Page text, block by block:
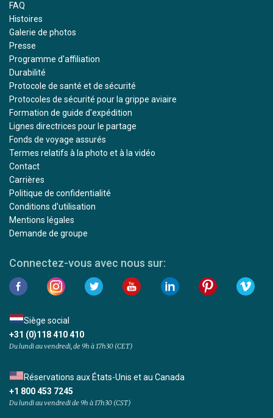
FAQ
Histoires
Galerie de photos
Presse
Programme d'affiliation
Durabilité
Protocole de santé et de sécurité
Protocoles de sécurité pour la grippe aviaire
Formation de guide d'expédition
Lignes directrices pour le partage
Fonds de voyage assurés
Termes relatifs à la photo et à la vidéo
Contact
Carrières
Politique de confidentialité
Conditions d'utilisation
Mentions légales
Demande de groupe
Connectez-vous avec nous sur:
Siège social
+31 (0)118 410 410
Du lundi au vendredi, de 9h à 17h30 (CET)
Réservations aux États-Unis et au Canada
+1 800 453 7245
Du lundi au vendredi de 9h à 17h30 (CST)